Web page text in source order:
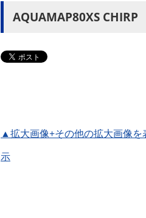
AQUAMAP80XS
▲拡大画像+その他の拡大画像を
示